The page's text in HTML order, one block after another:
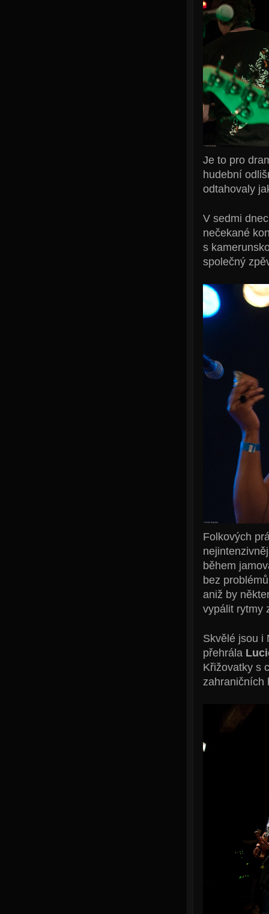
Je to pro
hudební
odtahovaly
V sedmi
nečekané
s
společný
Folkových
během
bez
aniž by
vypálit rytmy
Skvělé jsou i
přehrála
Křižovatky s
zahraničních